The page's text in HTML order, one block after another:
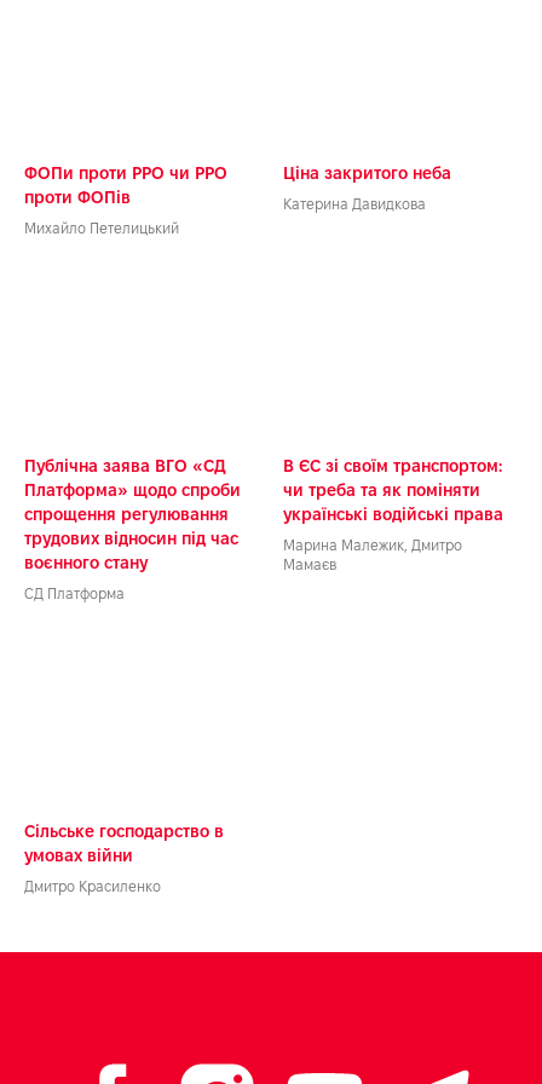
ФОПи проти РРО чи РРО
проти ФОПів
Михайло Петелицький
Ціна закритого неба
Катерина Давидкова
Публічна заява ВГО «СД
Платформа» щодо спроби
спрощення регулювання
трудових відносин під час
воєнного стану
CД Платформа
В ЄС зі своїм транспортом:
чи треба та як поміняти
українські водійські права
Марина Малежик, Дмитро
Мамаєв
Сільське господарство в
умовах війни
Дмитро Красиленко